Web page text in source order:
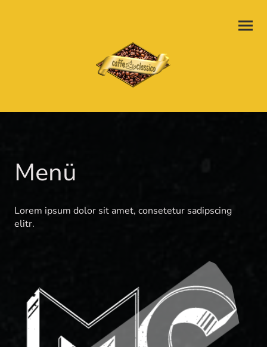
Menü
Lorem ipsum dolor sit amet, consetetur sadipscing
elitr.